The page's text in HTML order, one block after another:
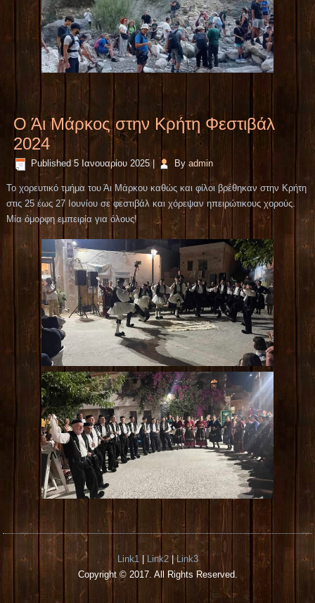
Ο Άι Μάρκος στην Κρήτη Φεστιβάλ
2024
Published 5 Ιανουαρίου 2025| By admin
Το χορευτικό τμήμα του Άι Μάρκου καθώς και φίλοι βρέθηκαν στην Κρήτη
στις 25 έως 27 Ιουνίου σε φεστιβάλ και χόρεψαν ηπειρώτικους χορούς.
Μία όμορφη εμπειρία για όλους!
Link1| Link2|Link3
Copyright © 2017. All Rights Reserved.